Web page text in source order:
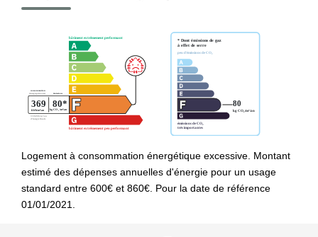
Logement à consommation énergétique excessive. Montant
estimé des dépenses annuelles d'énergie pour un usage
standard entre 600€ et 860€. Pour la date de référence
01/01/2021.